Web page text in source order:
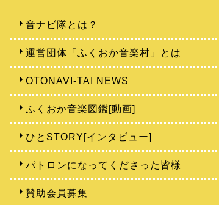
音ナビ隊とは？
運営団体「ふくおか音楽村」とは
OTONAVI-TAI NEWS
ふくおか音楽図鑑[動画]
ひとSTORY[インタビュー]
パトロンになってくださった皆様
賛助会員募集